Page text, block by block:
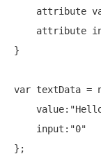
}
var textData =
    value:
    input:
"0"
};